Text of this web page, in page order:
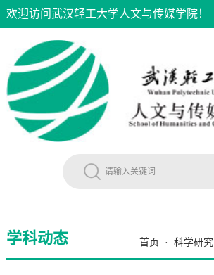
欢迎访问武汉轻工大学人文与传媒学院！
学科动态 首页 · 科学研究